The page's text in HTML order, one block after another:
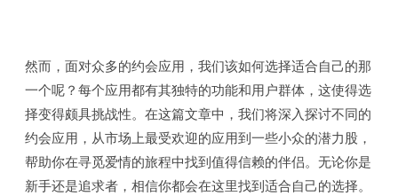
然而，面对众多的约会应用，我们该如何选择适合自己的那
一个呢？每个应用都有其独特的功能和用户群体，这使得选
择变得颇具挑战性。在这篇文章中，我们将深入探讨不同的
约会应用，从市场上最受欢迎的应用到一些小众的潜力股，
帮助你在寻觅爱情的旅程中找到值得信赖的伴侣。无论你是
新手还是追求者，相信你都会在这里找到适合自己的选择。